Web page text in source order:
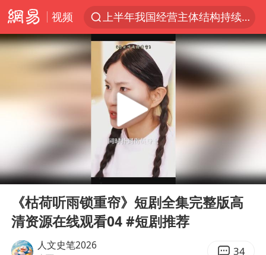
视频
上半年我国经营主体结构持续优化
白海豚10级风圈
上海全域长途客运班次全部停运
王传君 《披荆斩棘》
上海暴雨红色预警
王艺迪2-4不敌张本美和止步4强
上门女婿出轨女邻居多年被判重婚罪
以军士兵把枪口对准中国记者
Play
00:00 13:50
《枯荷听雨锁重帘》短剧全集完整版高
清资源在线观看04 #短剧推荐
人文史笔2026 34